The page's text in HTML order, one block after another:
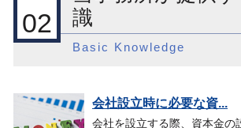
02
識
Basic Knowledge
会社設立時に必要な資...
会社を設立する際、資本金の